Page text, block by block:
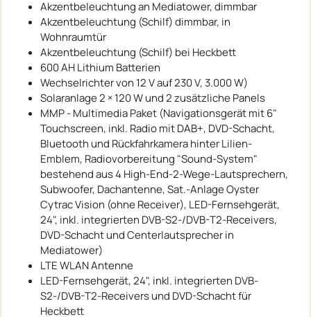
Akzentbeleuchtung an Mediatower, dimmbar
Akzentbeleuchtung (Schilf) dimmbar, in
Wohnraumtür
Akzentbeleuchtung (Schilf) bei Heckbett
600 AH Lithium Batterien
Wechselrichter von 12 V auf 230 V, 3.000 W)
Solaranlage 2 × 120 W und 2 zusätzliche Panels
MMP - Multimedia Paket (Navigationsgerät mit 6"
Touchscreen, inkl. Radio mit DAB+, DVD-Schacht,
Bluetooth und Rückfahrkamera hinter Lilien-
Emblem, Radiovorbereitung "Sound-System"
bestehend aus 4 High-End-2-Wege-Lautsprechern,
Subwoofer, Dachantenne, Sat.-Anlage Oyster
Cytrac Vision (ohne Receiver), LED-Fernsehgerät,
24", inkl. integrierten DVB-S2-/DVB-T2-Receivers,
DVD-Schacht und Centerlautsprecher in
Mediatower)
LTE WLAN Antenne
LED-Fernsehgerät, 24", inkl. integrierten DVB-
S2-/DVB-T2-Receivers und DVD-Schacht für
Heckbett